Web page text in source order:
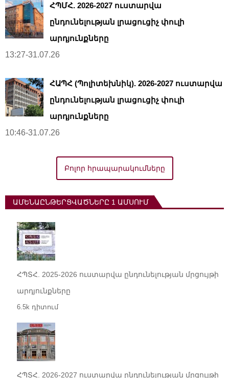
ՀՊՄՀ. 2026-2027 ուստարվա
ընդունելության լրացուցիչ փուլի
արդյունքները
13:27-31.07.26
ՀԱՊՀ (Պոլիտեխնիկ). 2026-2027 ուստարվա
ընդունելության լրացուցիչ փուլի
արդյունքները
10:46-31.07.26
Բոլոր հրապարակումները
ԱՄԵՆԱԸՆԹԵՐՑՎԱԾՆԵՐԸ 1 ԱՄՍՈՒՄ
ՀՊՏՀ. 2025-2026 ուստարվա ընդունելության մրցույթի
արդյունքները
6.5k դիտում
ՀՊՏՀ. 2026-2027 ուստարվա ընդունելության մրցույթի